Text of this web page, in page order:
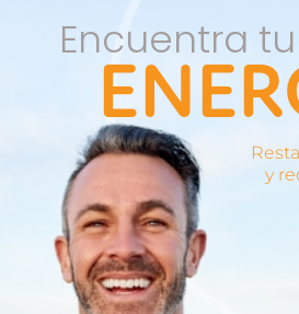
Encuentra tu
y